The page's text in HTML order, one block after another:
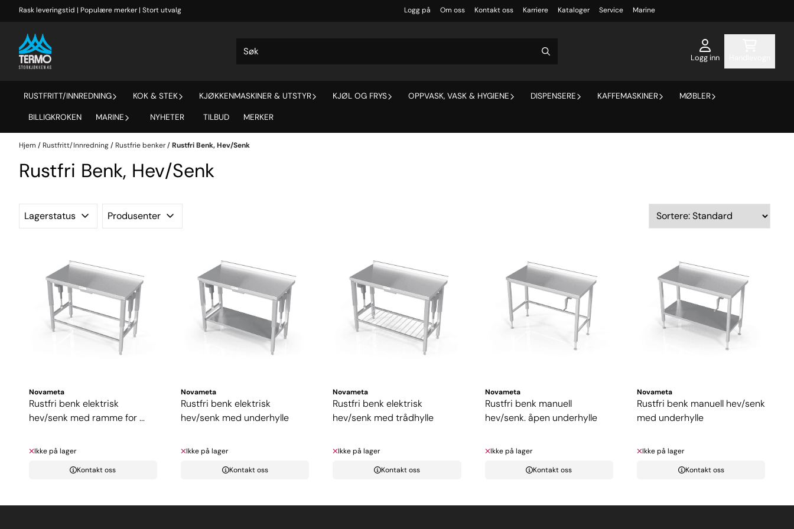
Hopp til innhold
Rask leveringstid | Populære merker | Stort utvalg Logg på Om oss Kontakt oss Karriere Kataloger Service Marine
Logg inn
RUSTFRITT/INNREDNING KOK & STEK KJØKKENMASKINER & UTSTYR KJØL OG FRYS OPPVASK, VASK & HYGIENE DISPENSERE KAFFEMASKINER MØBLER
BILLIGKROKEN MARINE NYHETER TILBUD MERKER
Hjem / Rustfritt/Innredning/ Rustfrie benker/Rustfri Benk, Hev/Senk
Rustfri Benk, Hev/Senk
Lagerstatus Produsenter
Novameta
Rustfri benk elektrisk
hev/senk med ramme for ...
Ikke på lager
Kontakt oss
Novameta
Rustfri benk elektrisk
hev/senk med underhylle
Ikke på lager
Kontakt oss
Novameta
Rustfri benk elektrisk
hev/senk med trådhylle
Ikke på lager
Kontakt oss
Novameta
Rustfri benk manuell
hev/senk. åpen underhylle
Ikke på lager
Kontakt oss
Novameta
Rustfri benk manuell hev/senk
med underhylle
Ikke på lager
Kontakt oss